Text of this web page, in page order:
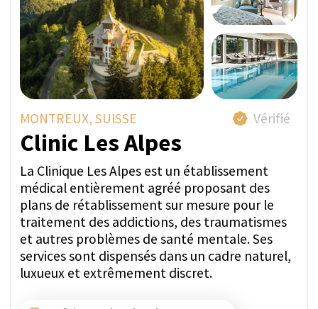
OBTENIR UN DEVIS
WHATSAPP
MEIRINGEN, SUISSE
Private Clinic Meiringen
Vérifié
La Privatklinik Meiringen, un centre leader en
bien-être mental, est située au cœur de la
Suisse, dans la vallée de Hasli en Oberland
bernois. Dans cette clinique, nous accueillons